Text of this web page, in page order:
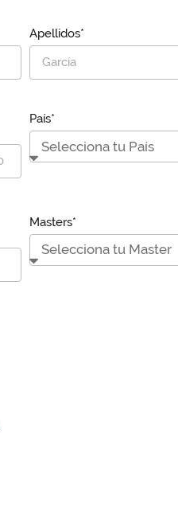
Apellidos*
País*
Masters*